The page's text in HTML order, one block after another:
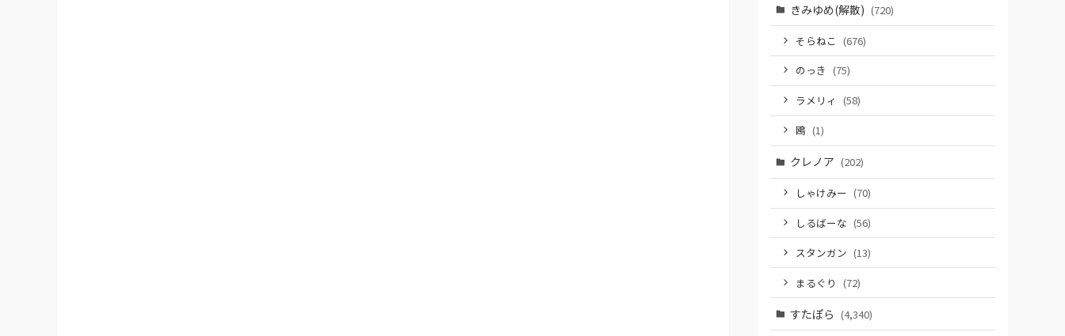
きみゆめ(解散) (720)
そらねこ (676)
のっき (75)
ラメリィ (58)
鴎 (1)
クレノア (202)
しゃけみー (70)
しるばーな (56)
スタンガン (13)
まるぐり (72)
すたぽら (4,340)